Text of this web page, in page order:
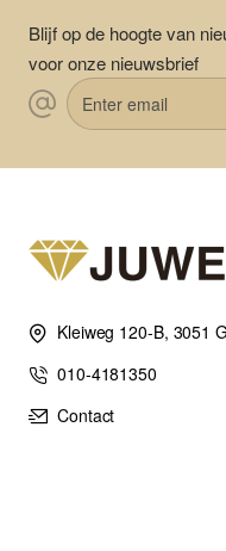
Blijf op de hoogte van
voor onze nieuwsbrief
Enter
email
Kleiweg 120-B, 3051
010-4181350
Contact